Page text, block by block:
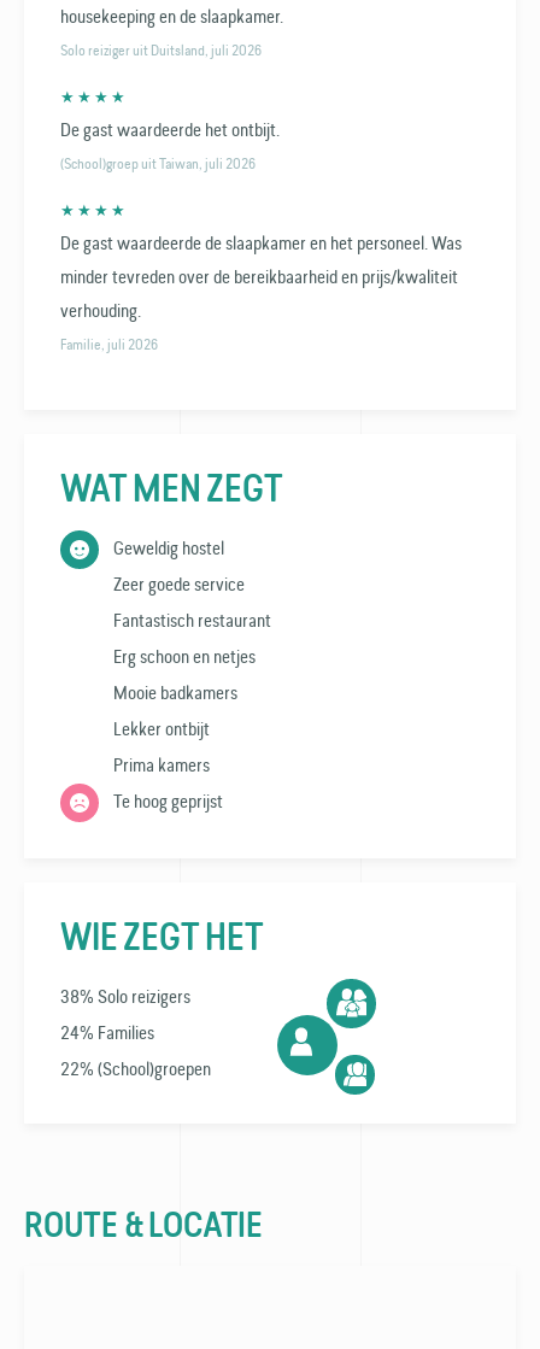
housekeeping en de slaapkamer.
Solo reiziger uit Duitsland, juli 2026
★ ★ ★ ★
De gast waardeerde het ontbijt.
(School)groep uit Taiwan, juli 2026
★ ★ ★ ★
De gast waardeerde de slaapkamer en het personeel. Was
minder tevreden over de bereikbaarheid en prijs/kwaliteit
verhouding.
Familie, juli 2026
WAT MEN ZEGT
Geweldig hostel
Zeer goede service
Fantastisch restaurant
Erg schoon en netjes
Mooie badkamers
Lekker ontbijt
Prima kamers
Te hoog geprijst
WIE ZEGT HET
38% Solo reizigers
24% Families
22% (School)groepen
ROUTE & LOCATIE